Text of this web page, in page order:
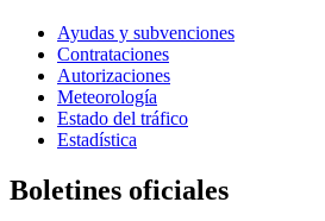
Ayudas y subvenciones
Contrataciones
Autorizaciones
Meteorología
Estado del tráfico
Estadística
Boletines oficiales